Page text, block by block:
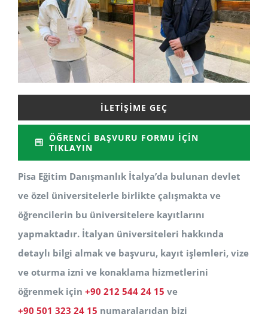
İLETIŞIME GEÇ
ÖĞRENCI BAŞVURU FORMU İÇIN
TIKLAYIN
Pisa Eğitim Danışmanlık İtalya’da bulunan devlet
ve özel üniversitelerle birlikte çalışmakta ve
öğrencilerin bu üniversitelere kayıtlarını
yapmaktadır. İtalyan üniversiteleri hakkında
detaylı bilgi almak ve başvuru, kayıt işlemleri, vize
ve oturma izni ve konaklama hizmetlerini
öğrenmek için +90 212 544 24 15 ve
+90 501 323 24 15‬ numaralarıdan bizi